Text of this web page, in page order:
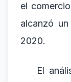
el
alcanzó
2020.
El